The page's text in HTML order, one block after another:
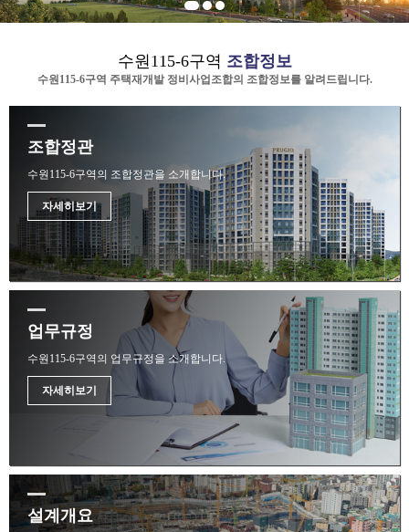
수원115-6구역 조합정보
수원115-6구역 주택재개발 정비사업조합의 조합정보를 알려드립니다.
조합정관
수원115-6구역의 조합정관을 소개합니다.
자세히보기
업무규정
수원115-6구역의 업무규정을 소개합니다.
자세히보기
설계개요